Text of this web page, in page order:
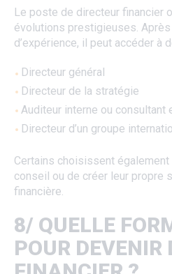
Le poste de directeur financier
évolutions prestigieuses.
d’expérience, il peut accéder à
Directeur général
Directeur de la stratégie
Auditeur interne ou consultant
Directeur d’un groupe
Certains choisissent
conseil ou de créer leur propre
financière.
8/ QUELLE
POUR DEVENIR